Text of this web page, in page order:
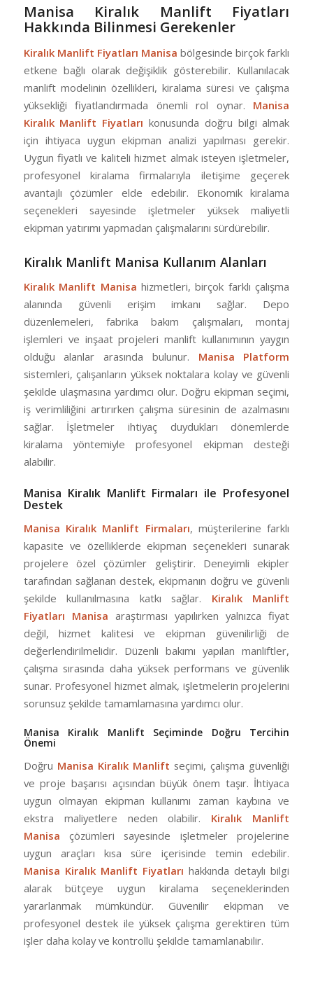
Manisa Kiralık Manlift Fiyatları
Hakkında Bilinmesi Gerekenler
Kiralık Manlift Fiyatları Manisa bölgesinde birçok farklı
etkene bağlı olarak değişiklik gösterebilir. Kullanılacak
manlift modelinin özellikleri, kiralama süresi ve çalışma
yüksekliği fiyatlandırmada önemli rol oynar. Manisa
Kiralık Manlift Fiyatları konusunda doğru bilgi almak
için ihtiyaca uygun ekipman analizi yapılması gerekir.
Uygun fiyatlı ve kaliteli hizmet almak isteyen işletmeler,
profesyonel kiralama firmalarıyla iletişime geçerek
avantajlı çözümler elde edebilir. Ekonomik kiralama
seçenekleri sayesinde işletmeler yüksek maliyetli
ekipman yatırımı yapmadan çalışmalarını sürdürebilir.
Kiralık Manlift Manisa Kullanım Alanları
Kiralık Manlift Manisa hizmetleri, birçok farklı çalışma
alanında güvenli erişim imkanı sağlar. Depo
düzenlemeleri, fabrika bakım çalışmaları, montaj
işlemleri ve inşaat projeleri manlift kullanımının yaygın
olduğu alanlar arasında bulunur. Manisa Platform
sistemleri, çalışanların yüksek noktalara kolay ve güvenli
şekilde ulaşmasına yardımcı olur. Doğru ekipman seçimi,
iş verimliliğini artırırken çalışma süresinin de azalmasını
sağlar. İşletmeler ihtiyaç duydukları dönemlerde
kiralama yöntemiyle profesyonel ekipman desteği
alabilir.
Manisa Kiralık Manlift Firmaları ile Profesyonel
Destek
Manisa Kiralık Manlift Firmaları, müşterilerine farklı
kapasite ve özelliklerde ekipman seçenekleri sunarak
projelere özel çözümler geliştirir. Deneyimli ekipler
tarafından sağlanan destek, ekipmanın doğru ve güvenli
şekilde kullanılmasına katkı sağlar. Kiralık Manlift
Fiyatları Manisa araştırması yapılırken yalnızca fiyat
değil, hizmet kalitesi ve ekipman güvenilirliği de
değerlendirilmelidir. Düzenli bakımı yapılan manliftler,
çalışma sırasında daha yüksek performans ve güvenlik
sunar. Profesyonel hizmet almak, işletmelerin projelerini
sorunsuz şekilde tamamlamasına yardımcı olur.
Manisa Kiralık Manlift Seçiminde Doğru Tercihin
Önemi
Doğru Manisa Kiralık Manlift seçimi, çalışma güvenliği
ve proje başarısı açısından büyük önem taşır. İhtiyaca
uygun olmayan ekipman kullanımı zaman kaybına ve
ekstra maliyetlere neden olabilir. Kiralık Manlift
Manisa çözümleri sayesinde işletmeler projelerine
uygun araçları kısa süre içerisinde temin edebilir.
Manisa Kiralık Manlift Fiyatları hakkında detaylı bilgi
alarak bütçeye uygun kiralama seçeneklerinden
yararlanmak mümkündür. Güvenilir ekipman ve
profesyonel destek ile yüksek çalışma gerektiren tüm
işler daha kolay ve kontrollü şekilde tamamlanabilir.